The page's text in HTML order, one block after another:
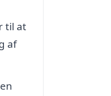
til at
af